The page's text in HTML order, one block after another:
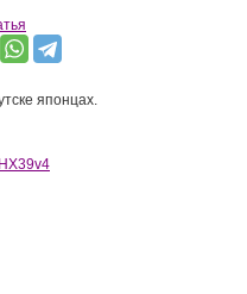
японцах.